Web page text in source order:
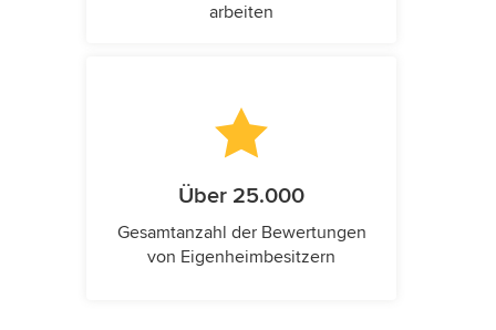
arbeiten
Über 25.000
Gesamtanzahl der Bewertungen
von Eigenheimbesitzern